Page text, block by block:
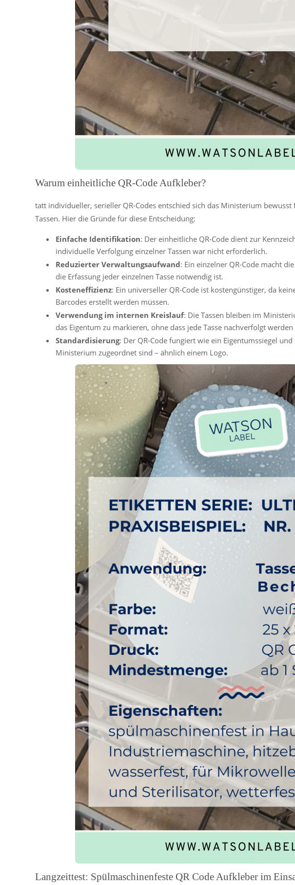
Warum einheitliche QR-Code Aufkleber?
tatt individueller, serieller QR-Codes entschied sich das Ministerium bewusst
Tassen. Hier die Gründe für diese Entscheidung:
Einfache Identifikation: Der einheitliche QR-Code dient zur
individuelle Verfolgung einzelner Tassen war nicht erforderlich.
Reduzierter Verwaltungsaufwand: Ein einzelner QR-Code macht
die Erfassung jeder einzelnen Tasse notwendig ist.
Kosteneffizienz: Ein universeller QR-Code ist kostengünstiger, da
Barcodes erstellt werden müssen.
Verwendung im internen Kreislauf: Die Tassen bleiben im
das Eigentum zu markieren, ohne dass jede Tasse nachverfolgt werden
Standardisierung: Der QR-Code fungiert wie ein Eigentumssiegel
Ministerium zugeordnet sind – ähnlich einem Logo.
Langzeittest: Spülmaschinenfeste QR Code Aufkleber im